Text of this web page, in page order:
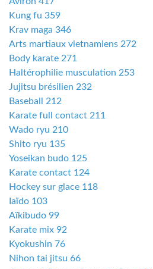
Kung fu 359
Krav maga 346
Arts martiaux vietnamiens 272
Body karate 271
Haltérophilie musculation 253
Jujitsu brésilien 232
Baseball 212
Karate full contact 211
Wado ryu 210
Shito ryu 135
Yoseikan budo 125
Karate contact 124
Hockey sur glace 118
Iaïdo 103
Aïkibudo 99
Karate mix 92
Kyokushin 76
Nihon tai jitsu 66